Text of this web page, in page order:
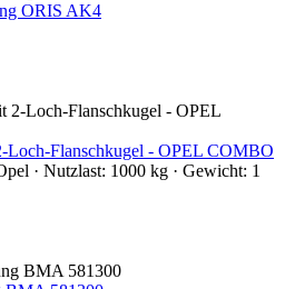
ORIS AK4
Loch-Flanschkugel - OPEL COMBO
· Nutzlast: 1000 kg · Gewicht: 1